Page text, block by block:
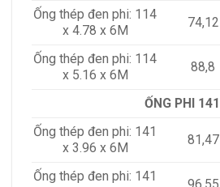
Ống thép đen phi: 114
x 4.78 x 6M
74,12
Ống thép đen phi: 114
x 5.16 x 6M
88,8
ỐNG PHI 141
Ống thép đen phi: 141
x 3.96 x 6M
81,47
Ống thép đen phi: 141